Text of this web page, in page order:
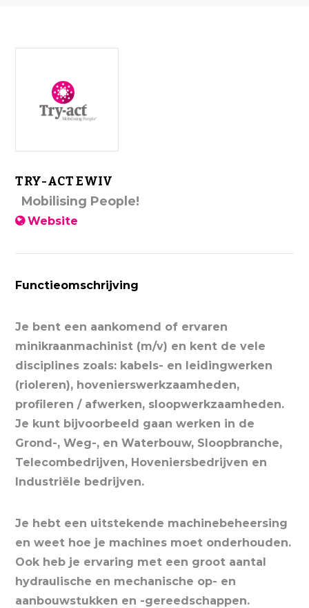
TRY-ACT EWIV
Mobilising People!
Website
Functieomschrijving
Je bent een aankomend of ervaren
minikraanmachinist (m/v) en kent de vele
disciplines zoals: kabels- en leidingwerken
(rioleren), hovenierswerkzaamheden,
profileren / afwerken, sloopwerkzaamheden.
Je kunt bijvoorbeeld gaan werken in de
Grond-, Weg-, en Waterbouw, Sloopbranche,
Telecombedrijven, Hoveniersbedrijven en
Industriële bedrijven.
Je hebt een uitstekende machinebeheersing
en weet hoe je machines moet onderhouden.
Ook heb je ervaring met een groot aantal
hydraulische en mechanische op- en
aanbouwstukken en -gereedschappen.